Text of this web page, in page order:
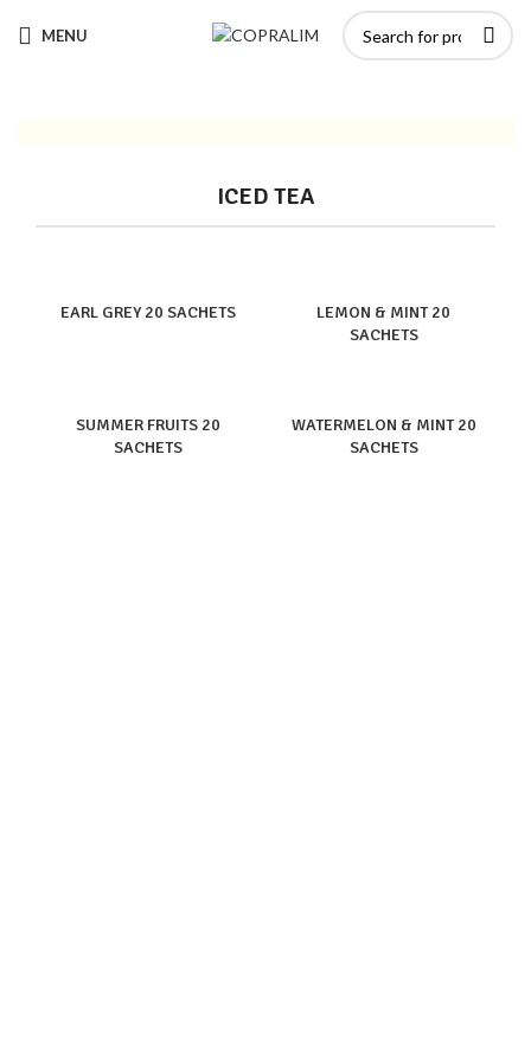
MENU
ICED TEA
EARL GREY 20 SACHETS
LEMON & MINT 20
SACHETS
SUMMER FRUITS 20
SACHETS
WATERMELON & MINT 20
SACHETS